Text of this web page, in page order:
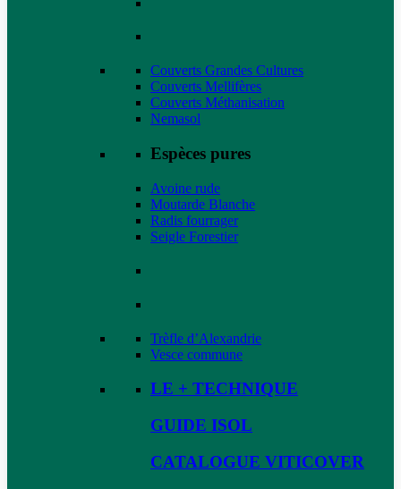
Couverts Grandes Cultures
Couverts Mellifères
Couverts Méthanisation
Nemasol
Espèces pures
Avoine rude
Moutarde Blanche
Radis fourrager
Seigle Forestier
Trèfle d’Alexandrie
Vesce commune
LE + TECHNIQUE
GUIDE ISOL
CATALOGUE VITICOVER